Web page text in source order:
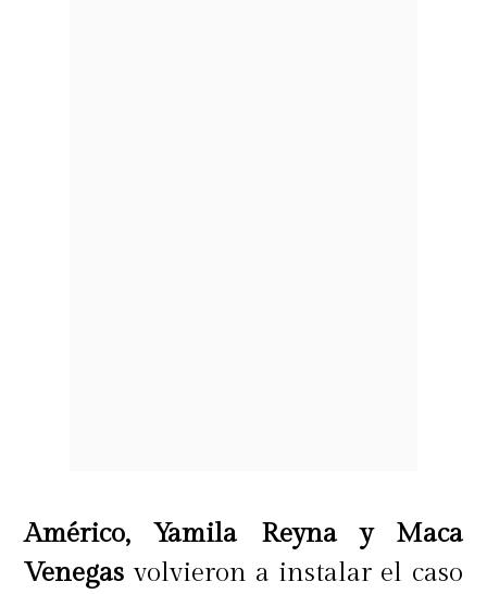
Américo, Yamila Reyna y Maca
Venegas volvieron a instalar el caso